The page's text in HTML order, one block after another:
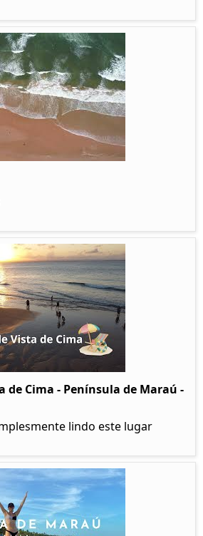
de Cima - Península de Maraú -
lindo este lugar